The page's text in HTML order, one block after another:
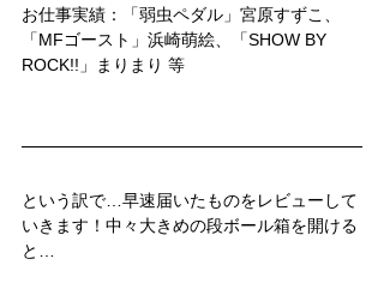
お仕事実績：「弱虫ペダル」宮原すずこ、
「MFゴースト」浜崎萌絵、「SHOW BY
ROCK!!」まりまり 等
という訳で…早速届いたものをレビューして
いきます！中々大きめの段ボール箱を開ける
と…